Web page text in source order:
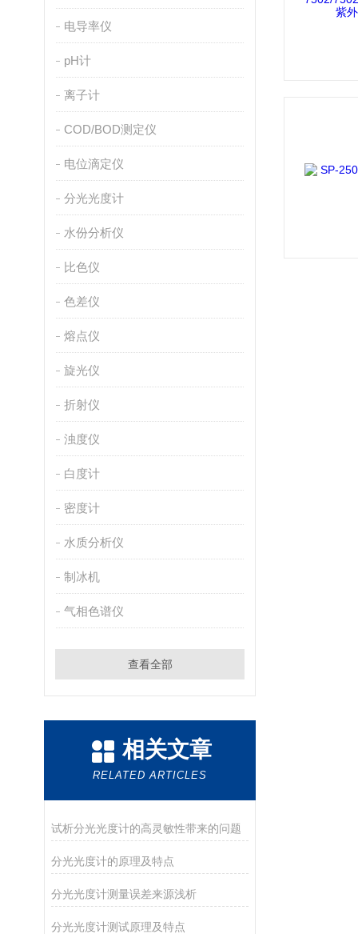
电导率仪
pH计
离子计
COD/BOD测定仪
电位滴定仪
分光光度计
水份分析仪
比色仪
色差仪
熔点仪
旋光仪
折射仪
浊度仪
白度计
密度计
水质分析仪
制冰机
气相色谱仪
查看全部
相关文章
RELATED ARTICLES
试析分光光度计的高灵敏性带来的问题
分光光度计的原理及特点
分光光度计测量误差来源浅析
分光光度计测试原理及特点